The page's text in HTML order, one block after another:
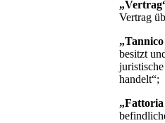
Vertrag
besitzt
handelt“;
„Fattoria